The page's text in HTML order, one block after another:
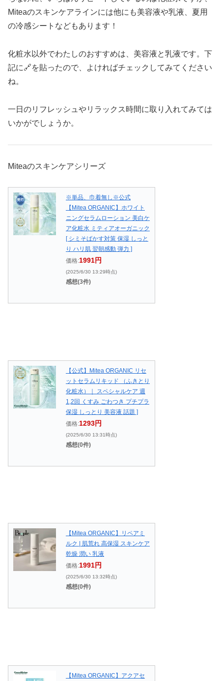
Miteaのスキンケアラインには他にも美容液や乳液、夏用
の冷感シートなどもあります！
化粧水以外でわたしのおすすめは、美容液と乳液です。下
記に🔗を貼ったので、よければチェックしてみてください
ね。
一日のリフレッシュやリラックス時間に取り入れてみては
いかがでしょうか。
Miteaのスキンケアシリーズ
※単品、巾着無し※公式
【Mitea ORGANIC】ホワイト
ニングセラムローション 美白ケ
ア化粧水 ミティアオーガニック
[ シミそばかす対策 保湿 しっと
り ハリ肌 翌朝感動 弾力 ]
価格:1991円
(2025/6/30 13:29時点)
感想(3件)
【公式】Mitea ORGANIC リセ
ットセラムリキッド （ふきとり
化粧水）｜ スペシャルケア 週
1,2回 くすみ ごわつき プチプラ
保湿 しっとり 美容液 話題 ]
価格:1293円
(2025/6/30 13:31時点)
感想(0件)
【Mitea ORGANIC】リペアミ
ルク | 肌荒れ 高保湿 スキンケア
乾燥 潤い 乳液
価格:1991円
(2025/6/30 13:32時点)
感想(0件)
【Mitea ORGANIC】アクアセ